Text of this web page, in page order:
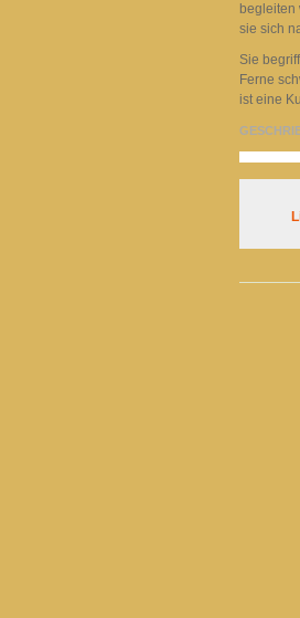
begleiten
sie sich
Sie
Ferne
ist eine